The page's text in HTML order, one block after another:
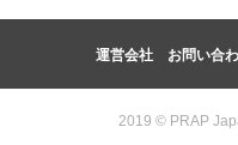
運営会社 お問い合
2019 © PRAP